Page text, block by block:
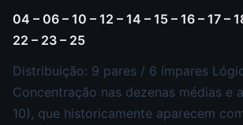
04 – 06 – 10 – 12 – 14 – 15 – 16 – 17 –
22 – 23 – 25
Distribuição: 9 pares / 6 ímpares
Concentração nas dezenas médias e
10), que historicamente aparecem